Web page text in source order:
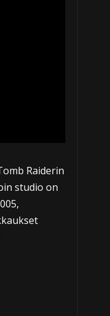
Raiderin
studio on